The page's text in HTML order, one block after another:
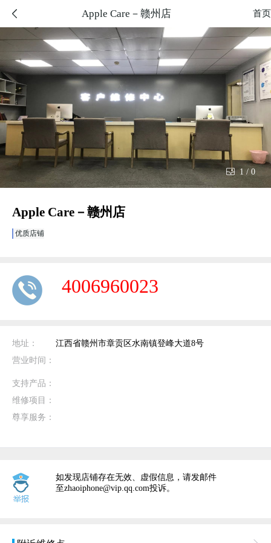
 首页
Apple Care－赣州店
 1 / 0
Apple Care－赣州店
优质店铺
4006960023
地址：
江西省赣州市章贡区水南镇登峰大道8号
营业时间：
支持产品：
维修项目：
尊享服务：
如发现店铺存在无效、虚假信息，请发邮件
至zhaoiphone@vip.qq.com投诉。